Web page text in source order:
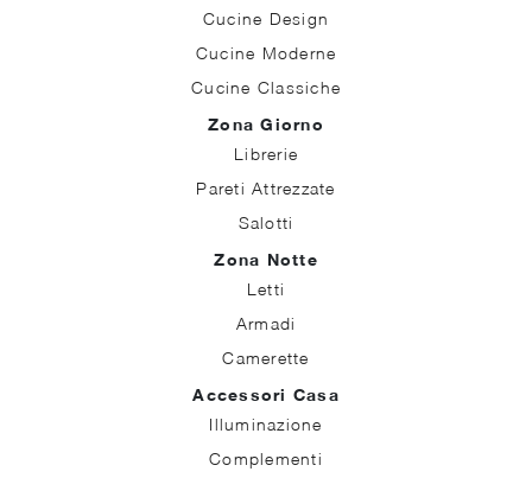
Cucine Design
Cucine Moderne
Cucine Classiche
Zona Giorno
Librerie
Pareti Attrezzate
Salotti
Zona Notte
Letti
Armadi
Camerette
Accessori Casa
Illuminazione
Complementi